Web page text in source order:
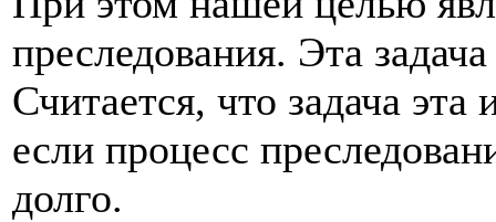
преследования. Эта
Считается, что задача
если процесс
долго.